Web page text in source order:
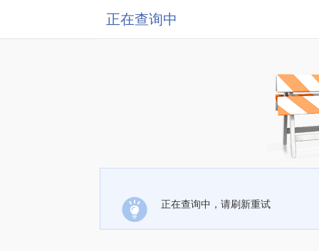
正在查询中
正在查询中，请刷新重试